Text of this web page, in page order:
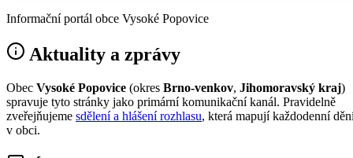
Informační portál obce Vysoké Popovice
Aktuality a zprávy
Obec Vysoké Popovice (okres Brno-venkov, Jihomoravský kraj)
spravuje tyto stránky jako primární komunikační kanál. Pravidelně
zveřejňujeme sdělení a hlášení rozhlasu, která mapují každodenní
v obci.